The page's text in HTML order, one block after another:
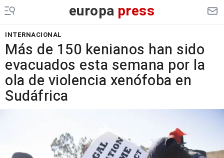
europa press
INTERNACIONAL
Más de 150 kenianos han sido
evacuados esta semana por la
ola de violencia xenófoba en
Sudáfrica